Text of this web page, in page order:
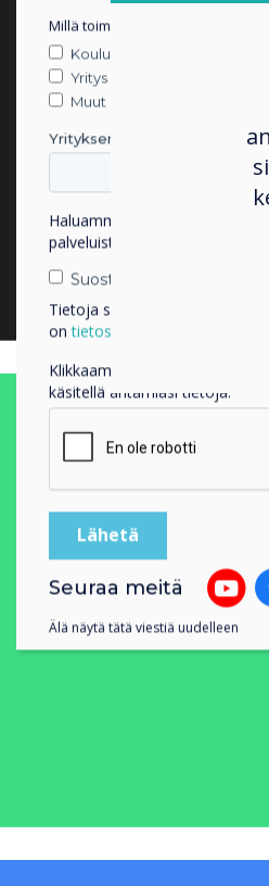
Millä toimialalla työskentelet
Koulutus
Yritys
Muut
Yrityksen nimi
Haluamme ottaa sinuun
palveluistamme sähköpostitse,
Suostun
Tietoja siitä, miten keräämme
on tietosuojaselosteessamme
Klikkaamalla lähetä annat
käsitellä antamiasi tietoja.
Seuraa meitä
Älä näytä tätä viestiä uudelleen